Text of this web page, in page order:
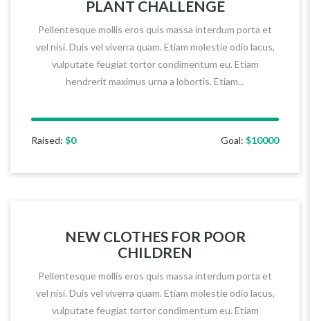
PLANT CHALLENGE
Pellentesque mollis eros quis massa interdum porta et
vel nisi. Duis vel viverra quam. Etiam molestie odio lacus,
vulputate feugiat tortor condimentum eu. Etiam
hendrerit maximus urna a lobortis. Etiam...
Raised: $0 Goal: $10000
NEW CLOTHES FOR POOR
CHILDREN
Pellentesque mollis eros quis massa interdum porta et
vel nisi. Duis vel viverra quam. Etiam molestie odio lacus,
vulputate feugiat tortor condimentum eu. Etiam